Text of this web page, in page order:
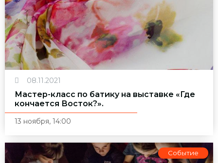
08.11.2021
Мастер-класс по батику на выставке «Где
кончается Восток?».
13 ноября, 14:00
Событие